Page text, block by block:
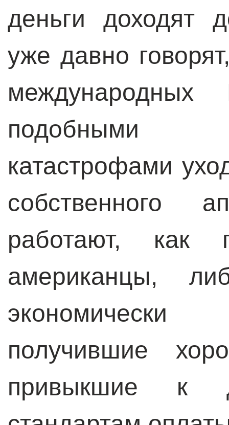
деньги доходят
уже давно
подобными
катастрофами
собственного
работают, как
американцы,
получившие
привыкшие к